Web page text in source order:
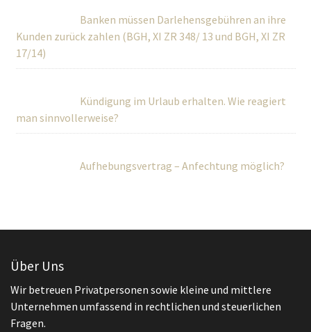
Banken müssen Darlehensgebühren an ihre
Kunden zurück zahlen (BGH, XI ZR 348/ 13 und BGH, XI ZR
17/14)
Kündigung im Urlaub erhalten. Wie reagiert
man sinnvollerweise?
Aufhebungsvertrag – Anfechtung möglich?
Über Uns
Wir betreuen Privatpersonen sowie kleine und mittlere
Unternehmen umfassend in rechtlichen und steuerlichen
Fragen.